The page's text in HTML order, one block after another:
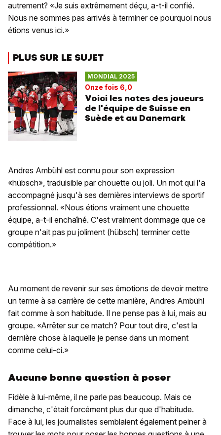
autrement? «Je suis extrêmement déçu, a-t-il confié.
Nous ne sommes pas arrivés à terminer ce pourquoi nous
étions venus ici.»
PLUS SUR LE SUJET
MONDIAL 2025
Onze fois 6,0
Voici les notes des joueurs
de l'équipe de Suisse en
Suède et au Danemark
Andres Ambühl est connu pour son expression
«hübsch», traduisible par chouette ou joli. Un mot qui l'a
accompagné jusqu'à ses dernières interviews de sportif
professionnel. «Nous étions vraiment une chouette
équipe, a-t-il enchaîné. C'est vraiment dommage que ce
groupe n'ait pas pu joliment (hübsch) terminer cette
compétition.»
Au moment de revenir sur ses émotions de devoir mettre
un terme à sa carrière de cette manière, Andres Ambühl
fait comme à son habitude. Il ne pense pas à lui, mais au
groupe. «Arrêter sur ce match? Pour tout dire, c'est la
dernière chose à laquelle je pense dans un moment
comme celui-ci.»
Aucune bonne question à poser
Fidèle à lui-même, il ne parle pas beaucoup. Mais ce
dimanche, c'était forcément plus dur que d'habitude.
Face à lui, les journalistes semblaient également peiner à